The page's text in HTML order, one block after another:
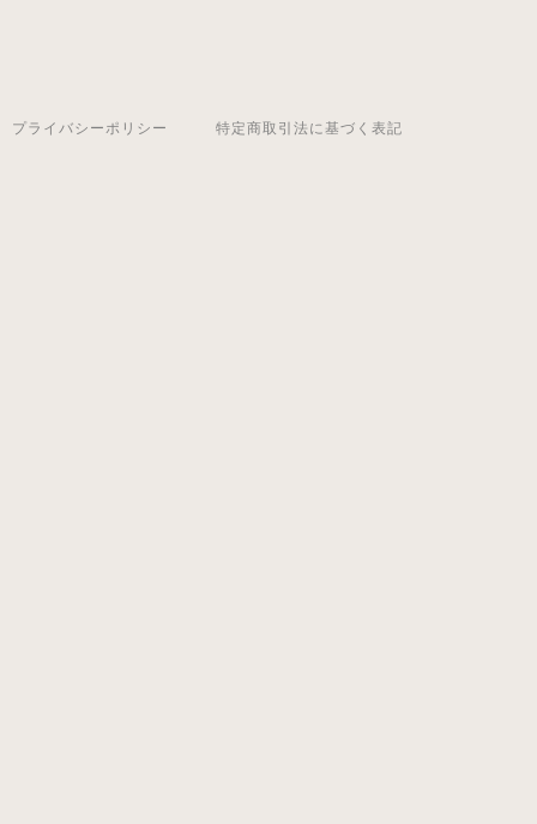
プライバシーポリシー 特定商取引法に基づく表記